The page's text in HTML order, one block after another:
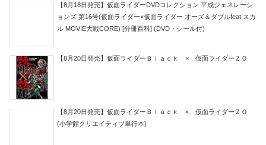
【8月18日発売】仮面ライダーDVDコレクション 平成ジェネレーシ
ョンズ 第16号(仮面ライダー×仮面ライダー オーズ＆ダブルfeat.スカ
ル MOVIE大戦CORE) [分冊百科] (DVD・シール付)
【8月20日発売】仮面ライダーＢｌａｃｋ × 仮面ライダーＺＯ
【8月20日発売】仮面ライダーＢｌａｃｋ × 仮面ライダーＺＯ
(小学館クリエイティブ単行本)